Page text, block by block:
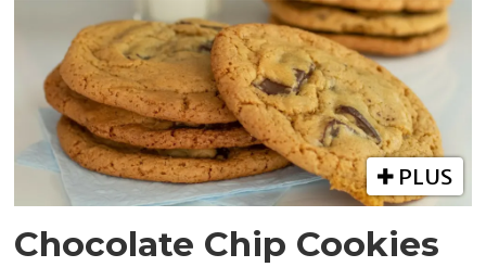
PLUS
Chocolate Chip Cookies